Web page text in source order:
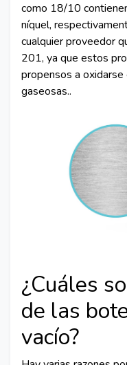
como 18/10
níquel,
cualquier proveedor
201, ya que estos
propensos a
gaseosas..
¿Cuáles
de las
vacío?